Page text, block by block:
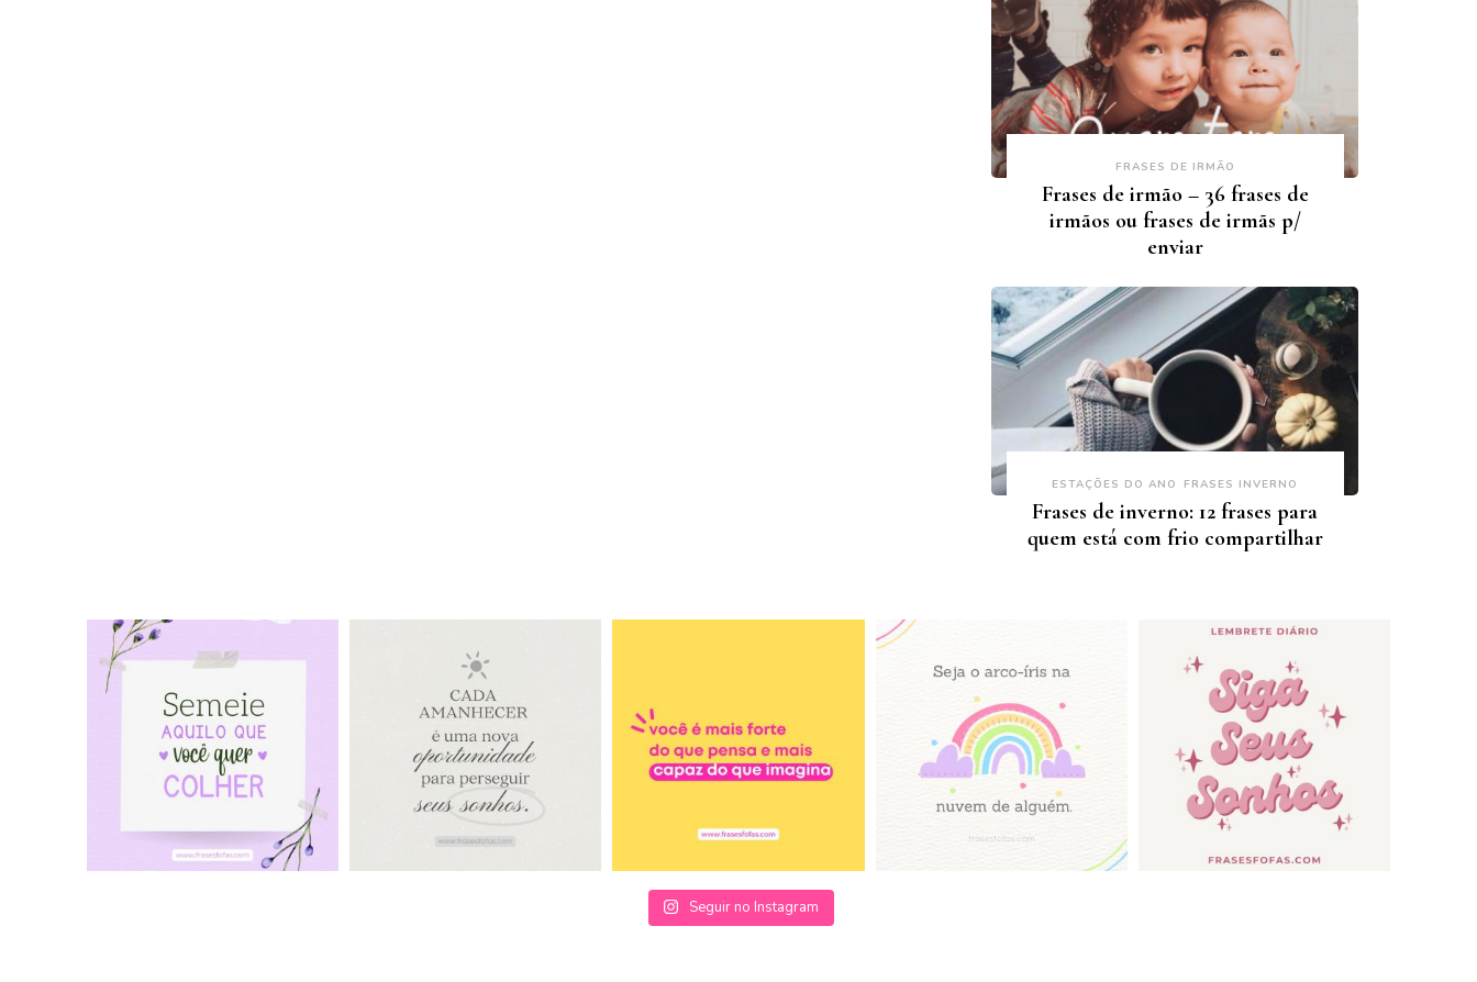
FRASES DE IRMÃO
Frases de irmão – 36 frases de
irmãos ou frases de irmãs p/
enviar
ESTAÇÕES DO ANO FRASES INVERNO
Frases de inverno: 12 frases para
quem está com frio compartilhar
Seguir no Instagram